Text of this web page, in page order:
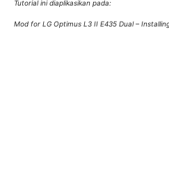
Tutorial ini diaplikasikan pada:
Mod for LG Optimus L3 II E435 Dual –